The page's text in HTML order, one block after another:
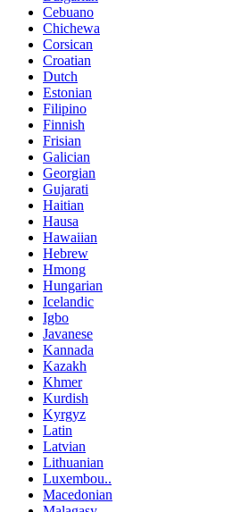
Cebuano
Chichewa
Corsican
Croatian
Dutch
Estonian
Filipino
Finnish
Frisian
Galician
Georgian
Gujarati
Haitian
Hausa
Hawaiian
Hebrew
Hmong
Hungarian
Icelandic
Igbo
Javanese
Kannada
Kazakh
Khmer
Kurdish
Kyrgyz
Latin
Latvian
Lithuanian
Luxembou..
Macedonian